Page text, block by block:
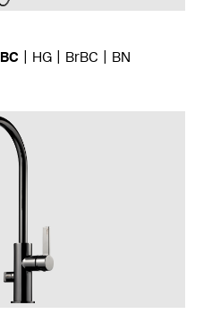
BC HG BrBC BN